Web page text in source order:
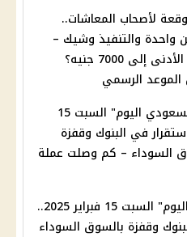
لأصحاب المعاشات..
واحدة والتنفيذ وشيك –
هل يصل الحد الأدنى إلى 7000 جنيه؟
الموعد الرسمي
"سعر الريال السعودي اليوم" السبت 15
2025.. استقرار في البنوك وقفزة
السوداء – كم وصلت عملة
"سعر الدولار اليوم" السبت 15 فبراير 2025..
وقفزة بالسوق السوداء